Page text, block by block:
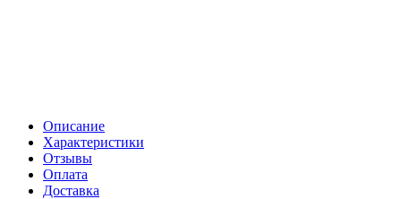
Описание
Характеристики
Отзывы
Оплата
Доставка